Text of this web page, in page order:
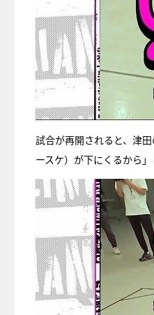
試合が再開されると、津
ースケ）が下にくるから」